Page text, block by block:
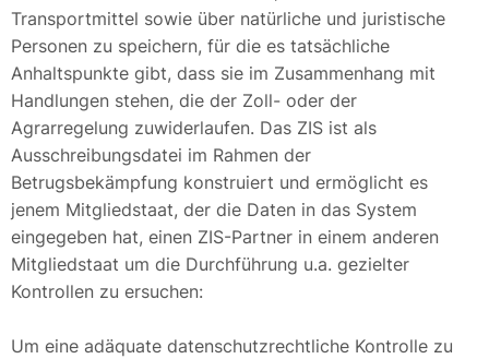
Transportmittel sowie über natürliche und juristische
Personen zu speichern, für die es tatsächliche
Anhaltspunkte gibt, dass sie im Zusammenhang mit
Handlungen stehen, die der Zoll- oder der
Agrarregelung zuwiderlaufen. Das ZIS ist als
Ausschreibungsdatei im Rahmen der
Betrugsbekämpfung konstruiert und ermöglicht es
jenem Mitgliedstaat, der die Daten in das System
eingegeben hat, einen ZIS-Partner in einem anderen
Mitgliedstaat um die Durchführung u.a. gezielter
Kontrollen zu ersuchen:
Um eine adäquate datenschutzrechtliche Kontrolle zu